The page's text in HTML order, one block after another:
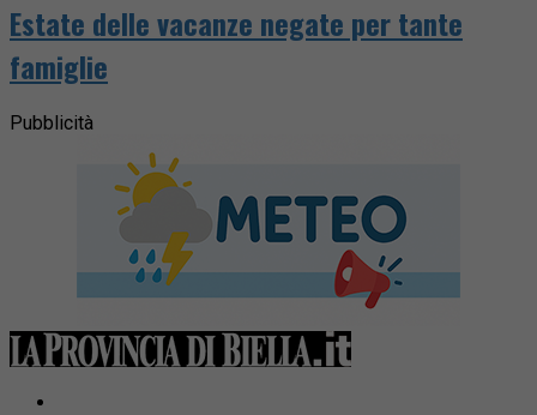
Estate delle vacanze negate per tante
famiglie
Pubblicità